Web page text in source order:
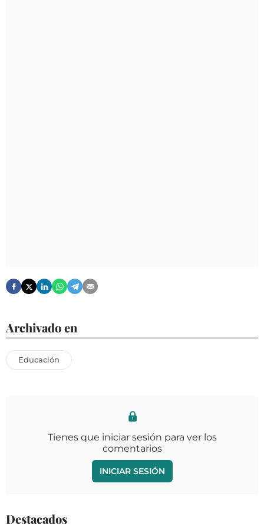
Archivado en
Educación
Tienes que iniciar sesión para ver los
comentarios
INICIAR SESIÓN
Destacados